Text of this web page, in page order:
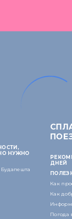
НУЖНО
ДНЕЙ
Как
Как
Погода